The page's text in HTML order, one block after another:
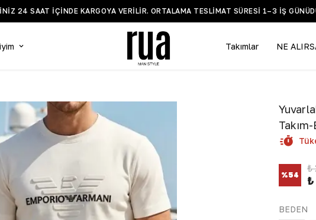
24 SAAT IÇINDE KARGOYA VERILIR. ORTALAMA TESLIMAT SÜRESI 1–3 IŞ
Takımlar NE
%54
₺
BEDEN